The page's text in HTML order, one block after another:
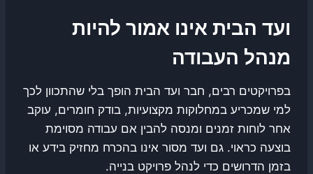
ועד הבית אינו אמור להיות
מנהל העבודה
בפרויקטים רבים, חבר ועד הבית הופך בלי שהתכוון לכך
למי שמכריע במחלוקות מקצועיות, בודק חומרים, עוקב
אחר לוחות זמנים ומנסה להבין אם עבודה מסוימת
בוצעה כראוי. גם ועד מסור אינו בהכרח מחזיק בידע או
בזמן הדרושים כדי לנהל פרויקט בנייה.